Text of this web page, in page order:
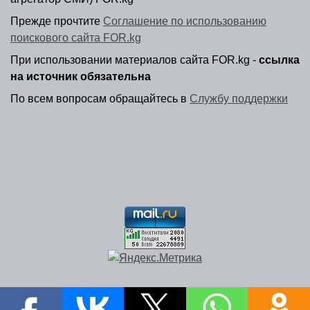
Прежде прочтите Соглашение по использованию
поискового сайта FOR.kg
При использовании материалов сайта FOR.kg - ссылка
на источник обязательна
По всем вопросам обращайтесь в Службу поддержки